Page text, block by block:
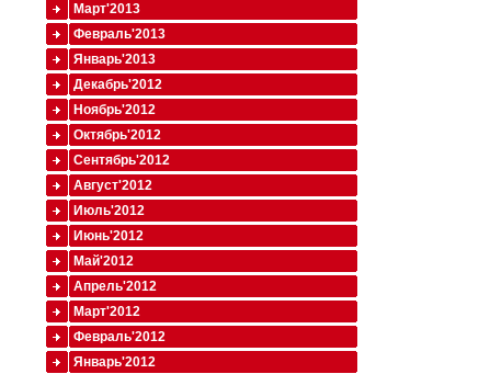
Март'2013
Февраль'2013
Январь'2013
Декабрь'2012
Ноябрь'2012
Октябрь'2012
Сентябрь'2012
Август'2012
Июль'2012
Июнь'2012
Май'2012
Апрель'2012
Март'2012
Февраль'2012
Январь'2012